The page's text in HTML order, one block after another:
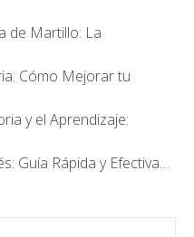
de Martillo: La
Cómo Mejorar tu
y el Aprendizaje:
Guía Rápida y Efectiva…